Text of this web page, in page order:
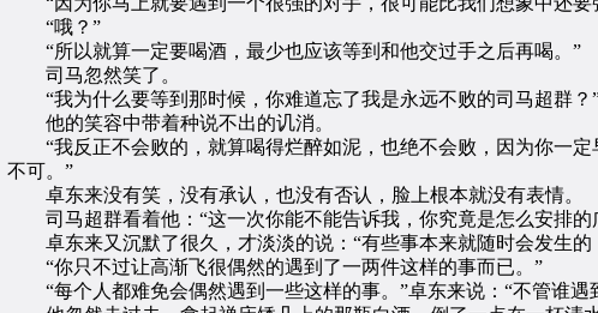
“哦？”
“所以就算一定要喝酒，最少也应该等到和他交过手之后再喝。”
司马忽然笑了。
“我为什么要等到那时候，你难道忘了我是永远不败的司马超群？
他的笑容中带着种说不出的讥消。
“我反正不会败的，就算喝得烂醉如泥，也绝不会败，因为你一定
不可。”
卓东来没有笑，没有承认，也没有否认，脸上根本就没有表情。
司马超群看着他：“这一次你能不能告诉我，你究竟是怎么安排的
卓东来又沉默了很久，才淡淡的说：“有些事本来就随时会发生的
“你只不过让高渐飞很偶然的遇到了一两件这样的事而已。”
“每个人都难免会偶然遇到一些这样的事。”卓东来说：“不管谁遇